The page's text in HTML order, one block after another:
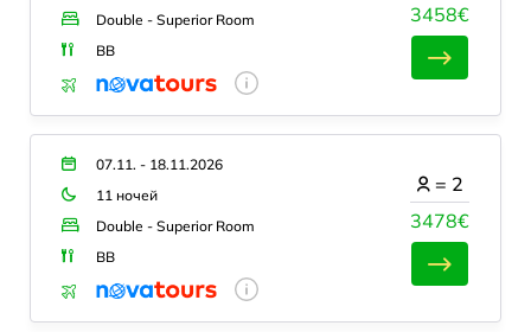
Double - Superior Room
BB
3458€
07.11. - 18.11.2026
11 ночей
Double - Superior Room
BB
3478€
= 2